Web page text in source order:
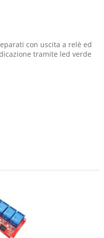
con uscita a relè ed
tramite led verde